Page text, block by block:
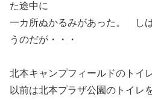
た途中に
一カ所ぬかるみがあった。 し
うのだが・・・
北本キャンプフィールドのトイ
以前は北本プラザ公園のトイレ